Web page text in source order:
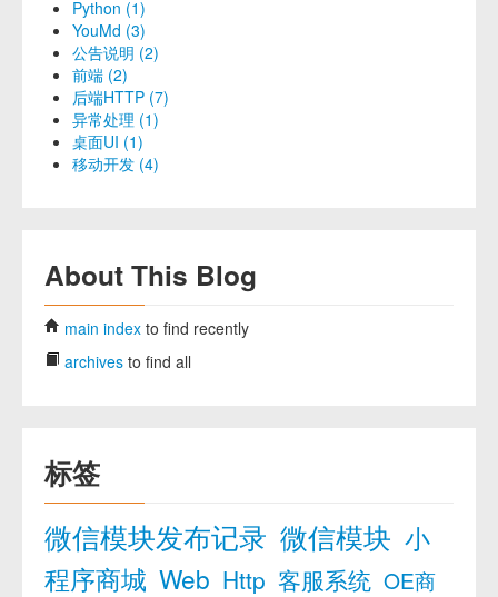
Python (1)
YouMd (3)
公告说明 (2)
前端 (2)
后端HTTP (7)
异常处理 (1)
桌面UI (1)
移动开发 (4)
About This Blog
main index to find recently
archives to find all
标签
微信模块发布记录 微信模块 小
程序商城 Web Http 客服系统 OE商